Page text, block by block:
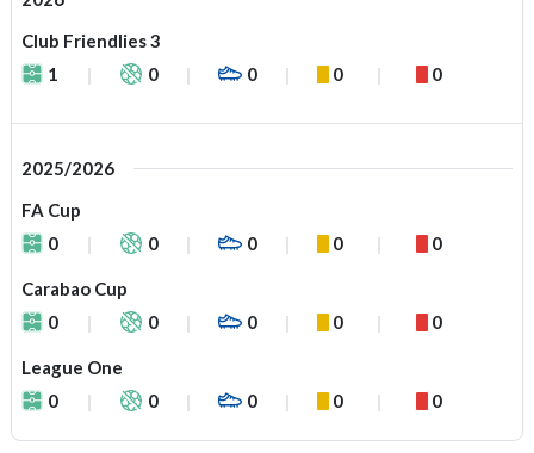
Club Friendlies 3
1
0 0 0 0
2025/2026
FA Cup
0
0 0 0 0
Carabao Cup
0
0 0 0 0
League One
0
0 0 0 0